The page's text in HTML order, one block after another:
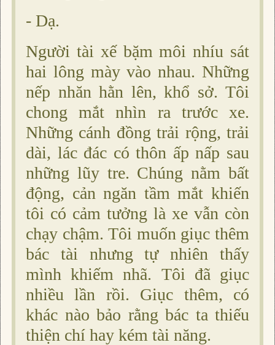
- Dạ.
Người tài xế bặm môi nhíu sát
hai lông mày vào nhau. Những
nếp nhăn hằn lên, khổ sở. Tôi
chong mắt nhìn ra trước xe.
Những cánh đồng trải rộng, trải
dài, lác đác có thôn ấp nấp sau
những lũy tre. Chúng nằm bất
động, cản ngăn tầm mắt khiến
tôi có cảm tưởng là xe vẫn còn
chạy chậm. Tôi muốn giục thêm
bác tài nhưng tự nhiên thấy
mình khiếm nhã. Tôi đã giục
nhiều lần rồi. Giục thêm, có
khác nào bảo rằng bác ta thiếu
thiện chí hay kém tài năng.